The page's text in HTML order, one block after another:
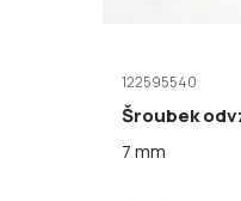
122595540
Šroubek
7 mm